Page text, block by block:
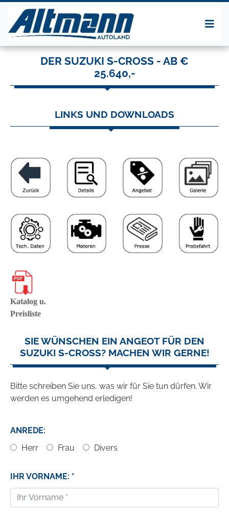
DER SUZUKI S-CROSS - AB €
25.640,-
LINKS UND DOWNLOADS
Katalog u.
Preisliste
SIE WÜNSCHEN EIN ANGEOT FÜR DEN
SUZUKI S-CROSS? MACHEN WIR GERNE!
Bitte schreiben Sie uns, was wir für Sie tun dürfen. Wir
werden es umgehend erledigen!
ANREDE:
Herr
Frau Divers
IHR VORNAME: *